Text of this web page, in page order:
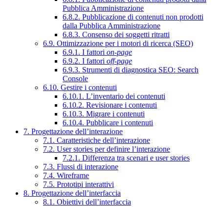
Pubblica Amministrazione
6.8.2. Pubblicazione di contenuti non prodotti
dalla Pubblica Amministrazione
6.8.3. Consenso dei soggetti ritratti
6.9. Ottimizzazione per i motori di ricerca (SEO)
6.9.1. I fattori on-page
6.9.2. I fattori off-page
6.9.3. Strumenti di diagnostica SEO: Search
Console
6.10. Gestire i contenuti
6.10.1. L’inventario dei contenuti
6.10.2. Revisionare i contenuti
6.10.3. Migrare i contenuti
6.10.4. Pubblicare i contenuti
7. Progettazione dell’interazione
7.1. Caratteristiche dell’interazione
7.2. User stories per definire l’interazione
7.2.1. Differenza tra scenari e user stories
7.3. Flussi di interazione
7.4. Wireframe
7.5. Prototipi interattivi
8. Progettazione dell’interfaccia
8.1. Obiettivi dell’interfaccia